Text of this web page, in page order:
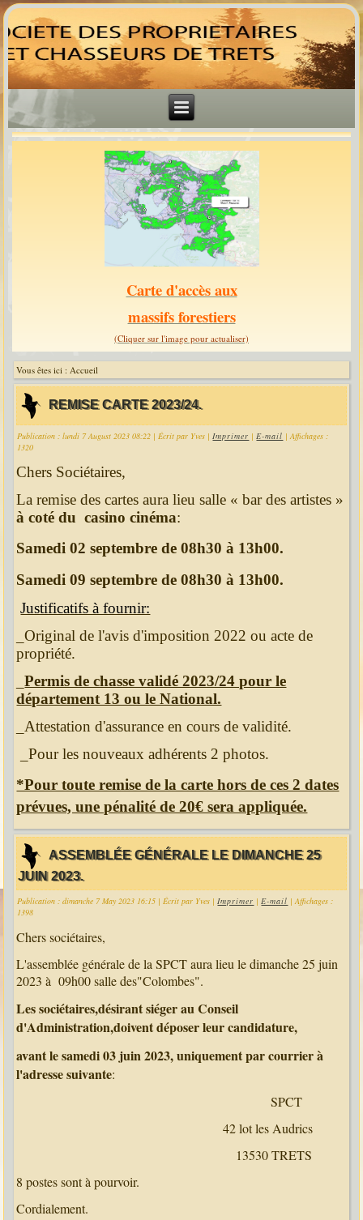
Carte d'accès aux
massifs forestiers
(Cliquer sur l'image pour actualiser)
Vous êtes ici : Accueil
REMISE CARTE 2023/24.
Publication : lundi 7 August 2023 08:22 | Écrit par Yves |Imprimer | E-mail | Affichages :
1320
Chers Sociétaires,
La remise des cartes aura lieu salle « bar des artistes »
à coté du casino cinéma:
Samedi 02 septembre de 08h30 à 13h00.
Samedi 09 septembre de 08h30 à 13h00.
Justificatifs à fournir:
_Original de l'avis d'imposition 2022 ou acte de
propriété.
_Permis de chasse validé 2023/24 pour le
département 13 ou le National.
_Attestation d'assurance en cours de validité.
_Pour les nouveaux adhérents 2 photos.
*Pour toute remise de la carte hors de ces 2 dates
prévues, une pénalité de 20€ sera appliquée.
ASSEMBLÉE GÉNÉRALE LE DIMANCHE 25
JUIN 2023.
Publication : dimanche 7 May 2023 16:15 | Écrit par Yves |Imprimer | E-mail | Affichages :
1398
Chers sociétaires,
L'assemblée générale de la SPCT aura lieu le dimanche 25 juin
2023 à 09h00 salle des"Colombes".
Les sociétaires,désirant siéger au Conseil
d'Administration,doivent déposer leur candidature,
avant le samedi 03 juin 2023, uniquement par courrier à
l'adresse suivante:
SPCT
42 lot les Audrics
13530 TRETS
8 postes sont à pourvoir.
Cordialement.